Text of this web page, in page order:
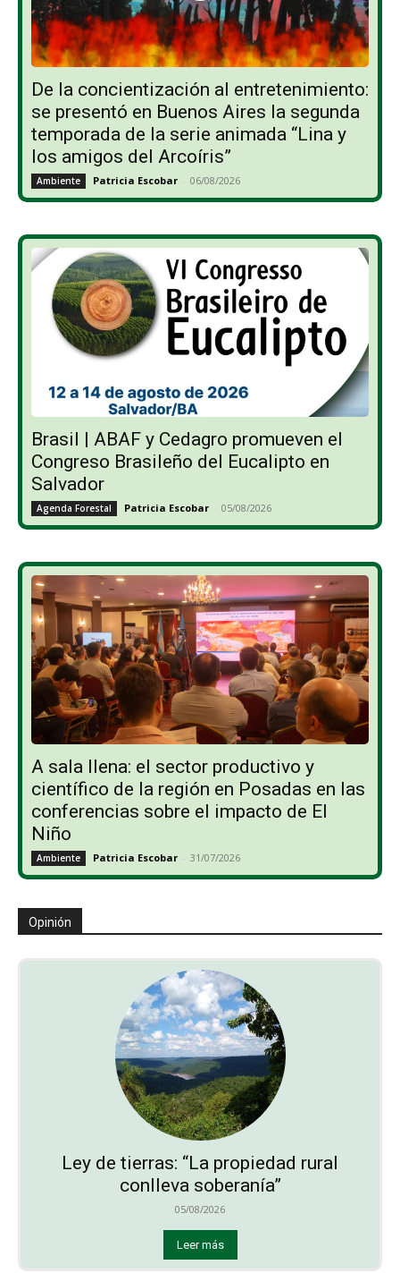
De la concientización al entretenimiento:
se presentó en Buenos Aires la segunda
temporada de la serie animada “Lina y
los amigos del Arcoíris”
Ambiente Patricia Escobar - 06/08/2026
Brasil | ABAF y Cedagro promueven el
Congreso Brasileño del Eucalipto en
Salvador
Agenda Forestal Patricia Escobar - 05/08/2026
A sala llena: el sector productivo y
científico de la región en Posadas en las
conferencias sobre el impacto de El
Niño
Ambiente Patricia Escobar - 31/07/2026
Opinión
Ley de tierras: “La propiedad rural
conlleva soberanía”
05/08/2026
Leer más